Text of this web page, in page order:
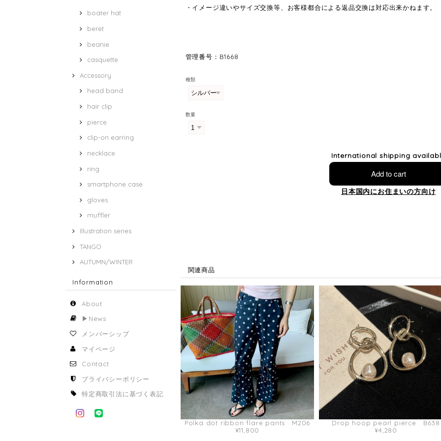
boater hat
beret
beanie
casquette
Accessory
head band
hair clip
pierce
clip-on earring
necklace
ring
smartphone case
gloves
muffler
Illustration series
TANGO
AUTUMN/WINTER
Information
About
▶︎News
メンバーシップ
マイページ
Contact
プライバシーポリシー
特定商取引法に基づく表記
・イメージ違いやサイズ交換等、お客様都合による返品交換は対応出来かねます。
管理番号：B1668
種類
数量
International shipping
Add to cart
日本国内にお住まいの方向け
関連商品
Polka dot ribbon flare pants M206
¥11,800
Drop hoop pearl pierce B638
¥4,280